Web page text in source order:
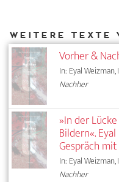
Vorher &
In: Eyal
Nachher
»In der
Bildern«.
Gespräch
In: Eyal
Nachher